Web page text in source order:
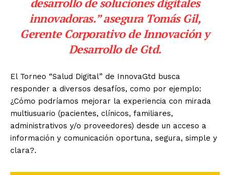
innovadoras.” asegura Tomás Gil,
Gerente Corporativo de Innovación y
Desarrollo de Gtd.
El Torneo “Salud Digital” de InnovaGtd busca
responder a diversos desafíos, como por ejemplo:
¿Cómo podríamos mejorar la experiencia con mirada
multiusuario (pacientes, clínicos, familiares,
administrativos y/o proveedores) desde un acceso a
información y comunicación oportuna, segura, simple y
clara?.